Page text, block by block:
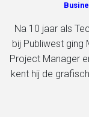
Na 10 jaar als
bij Publiwest ging
Project Manager
kent hij de